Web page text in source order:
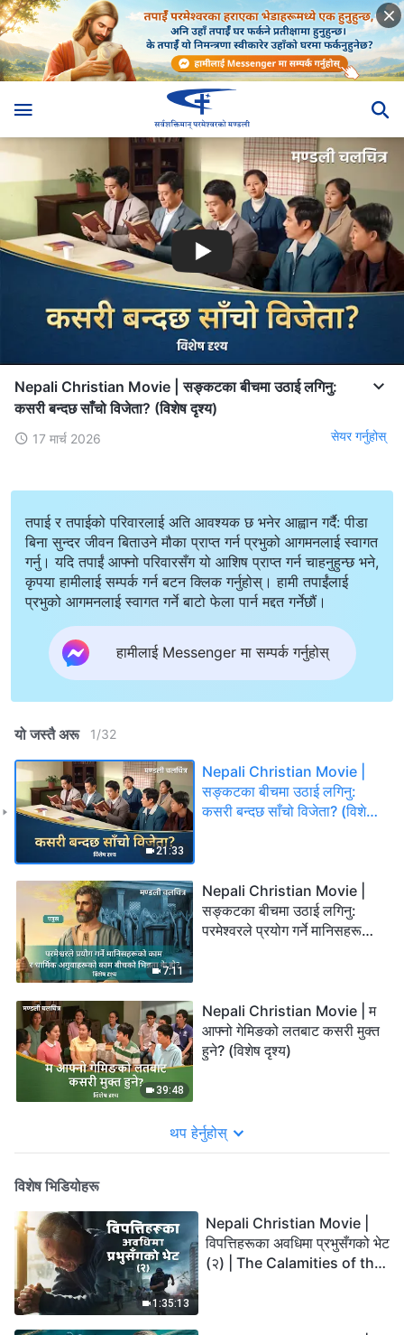
Nepali Christian Movie | सङ्कटका बीचमा उठाई लगिनु:
कसरी बन्दछ साँचो विजेता? (विशेष दृश्य)
17 मार्च 2026 सेयर गर्नुहोस्
तपाई र तपाईको परिवारलाई अति आवश्यक छ भनेर आह्वान गर्दै: पीडा
बिना सुन्दर जीवन बिताउने मौका प्राप्त गर्न प्रभुको आगमनलाई स्वागत
गर्नु। यदि तपाईं आफ्नो परिवारसँग यो आशिष प्राप्त गर्न चाहनुहुन्छ भने,
कृपया हामीलाई सम्पर्क गर्न बटन क्लिक गर्नुहोस्। हामी तपाईंलाई
प्रभुको आगमनलाई स्वागत गर्ने बाटो फेला पार्न मद्दत गर्नेछौं।
हामीलाई Messenger मा सम्पर्क गर्नुहोस्
यो जस्तै अरू 1/32
21:33
Nepali Christian Movie |
सङ्कटका बीचमा उठाई लगिनु:
कसरी बन्दछ साँचो विजेता? (विशेष
7:11
Nepali Christian Movie |
सङ्कटका बीचमा उठाई लगिनु:
परमेश्वरले प्रयोग गर्ने मानिसहरूको
39:48
Nepali Christian Movie | म
आफ्नो गेमिङको लतबाट कसरी मुक्त
हुने? (विशेष दृश्य)
थप हेर्नुहोस्
विशेष भिडियोहरू
1:35:13
Nepali Christian Movie |
विपत्तिहरूका अवधिमा प्रभुसँगको भेट
(२) | The Calamities of the